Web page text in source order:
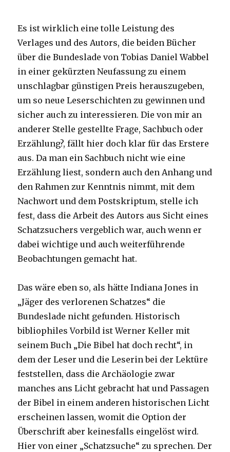
Es ist wirklich eine tolle Leistung des
Verlages und des Autors, die beiden Bücher
über die Bundeslade von Tobias Daniel Wabbel
in einer gekürzten Neufassung zu einem
unschlagbar günstigen Preis herauszugeben,
um so neue Leserschichten zu gewinnen und
sicher auch zu interessieren. Die von mir an
anderer Stelle gestellte Frage, Sachbuch oder
Erzählung?, fällt hier doch klar für das Erstere
aus. Da man ein Sachbuch nicht wie eine
Erzählung liest, sondern auch den Anhang und
den Rahmen zur Kenntnis nimmt, mit dem
Nachwort und dem Postskriptum, stelle ich
fest, dass die Arbeit des Autors aus Sicht eines
Schatzsuchers vergeblich war, auch wenn er
dabei wichtige und auch weiterführende
Beobachtungen gemacht hat.
Das wäre eben so, als hätte Indiana Jones in
„Jäger des verlorenen Schatzes“ die
Bundeslade nicht gefunden. Historisch
bibliophiles Vorbild ist Werner Keller mit
seinem Buch „Die Bibel hat doch recht“, in
dem der Leser und die Leserin bei der Lektüre
feststellen, dass die Archäologie zwar
manches ans Licht gebracht hat und Passagen
der Bibel in einem anderen historischen Licht
erscheinen lassen, womit die Option der
Überschrift aber keinesfalls eingelöst wird.
Hier von einer „Schatzsuche“ zu sprechen. Der